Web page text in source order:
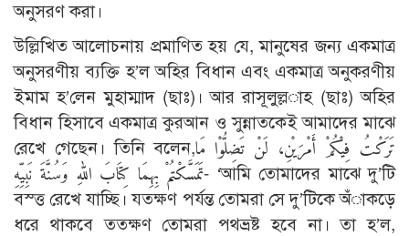
অনুসরণ করা।
উল্লিখিত আলোচনায় প্রমাণিত হয় যে, মানুষের জন্য একমাত্র
অনুসরণীয় ব্যক্তি হ’ল অহির বিধান এবং একমাত্র অনুকরণীয়
ইমাম হ’লেন মুহাম্মাদ (ছাঃ)। আর রাসূলুল্ল­াহ (ছাঃ) অহির
বিধান হিসাবে একমাত্র কুরআন ও সুন্নাতকেই আমাদের মাঝে
রেখে গেছেন। তিনি বলেন,تَرَكْتُ فِيْكُمْ أَمْرَيْنِ، لَنْ تَضِلُّوْا مَا
تَمَسَّكْتُمْ بِهِمَا كِتَابَ اللهِ وَسُنَّةَ نَبِيِّهِ- ‘আমি তোমাদের মাঝে দু’টি
বস্ত্ত রেখে যাচ্ছি। যতক্ষণ পর্যন্ত তোমরা সে দু’টিকে অঁাকড়ে
ধরে থাকবে ততক্ষণ তোমরা পথভ্রষ্ট হবে না। তা হ’ল,